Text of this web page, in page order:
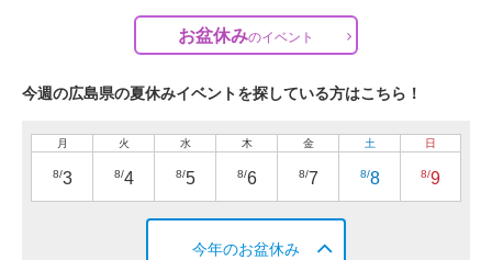
お盆休みのイベント
今週の広島県の夏休みイベントを探している方はこちら！
月
8/3
火
8/4
水
8/5
木
8/6
金
8/7
土
8/8
日
8/9
今年のお盆休み